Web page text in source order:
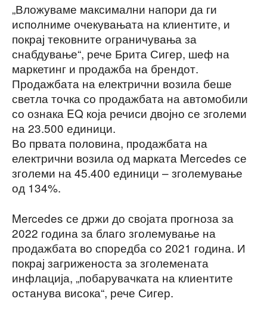
„Вложуваме максимални напори да ги
исполниме очекувањата на клиентите, и
покрај тековните ограничувања за
снабдување“, рече Брита Сигер, шеф на
маркетинг и продажба на брендот.
Продажбата на електрични возила беше
светла точка со продажбата на автомобили
со ознака EQ која речиси двојно се зголеми
на 23.500 единици.
Во првата половина, продажбата на
електрични возила од марката Mercedes се
зголеми на 45.400 единици – зголемување
од 134%.
Mercedes се држи до својата прогноза за
2022 година за благо зголемување на
продажбата во споредба со 2021 година. И
покрај загриженоста за зголемената
инфлација, „побарувачката на клиентите
останува висока“, рече Сигер.